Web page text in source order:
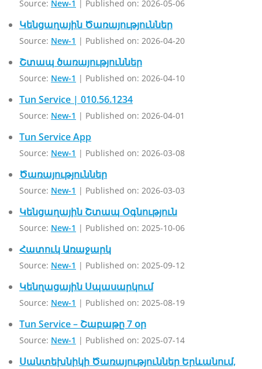
Source: New-1 Published on: 2026-05-06
Կենցաղային Ծառայություններ
Source: New-1 Published on: 2026-04-20
Շտապ ծառայություններ
Source: New-1 Published on: 2026-04-10
Tun Service | 010.56.1234
Source: New-1 Published on: 2026-04-01
Tun Service App
Source: New-1 Published on: 2026-03-08
Ծառայություններ
Source: New-1 Published on: 2026-03-03
Կենցաղային Շտապ Օգնություն
Source: New-1 Published on: 2025-10-06
Հատուկ Առաջարկ
Source: New-1 Published on: 2025-09-12
Կենղացային Սպասարկում
Source: New-1 Published on: 2025-08-19
Tun Service – Շաբաթը 7 օր
Source: New-1 Published on: 2025-07-14
Սանտեխնիկի Ծառայություններ Երևանում,